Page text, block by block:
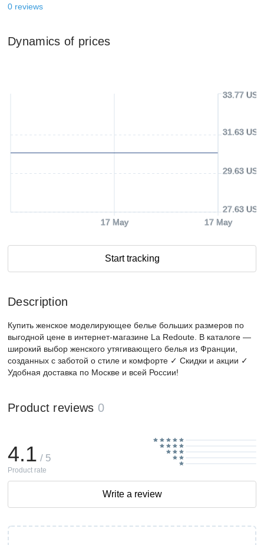
0 reviews
Dynamics of prices
17 May 17 May
27.63 USD
29.63 USD
31.63 USD
33.77 USD
Start tracking
Description
Купить женское моделирующее белье больших размеров по
выгодной цене в интернет-магазине La Redoute. В каталоге —
широкий выбор женского утягивающего белья из Франции,
созданных с заботой о стиле и комфорте ✓ Скидки и акции ✓
Удобная доставка по Москве и всей России!
Product reviews 0
4.1 / 5
Product rate
Write a review